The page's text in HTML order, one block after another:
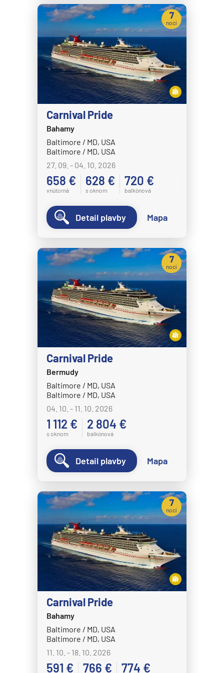
Carnival Pride
Bahamy
Baltimore / MD, USA
Baltimore / MD, USA
27. 09. - 04. 10. 2026
658 €
vnútorná
628 €
s oknom
720 €
balkónová
7
nocí
Detail plavby Mapa
Carnival Pride
Bermudy
Baltimore / MD, USA
Baltimore / MD, USA
04. 10. - 11. 10. 2026
1 112 €
s oknom
2 804 €
balkónová
7
nocí
Detail plavby Mapa
Carnival Pride
Bahamy
Baltimore / MD, USA
Baltimore / MD, USA
11. 10. - 18. 10. 2026
591 € 766 € 774 €
7
nocí